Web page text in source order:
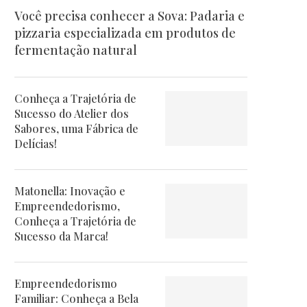
Você precisa conhecer a Sova: Padaria e
pizzaria especializada em produtos de
fermentação natural
Conheça a Trajetória de
Sucesso do Atelier dos
Sabores, uma Fábrica de
Delícias!
Matonella: Inovação e
Empreendedorismo,
Conheça a Trajetória de
Sucesso da Marca!
Empreendedorismo
Familiar: Conheça a Bela